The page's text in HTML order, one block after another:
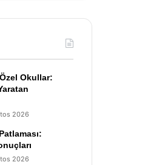
Okullar:
2026
2026